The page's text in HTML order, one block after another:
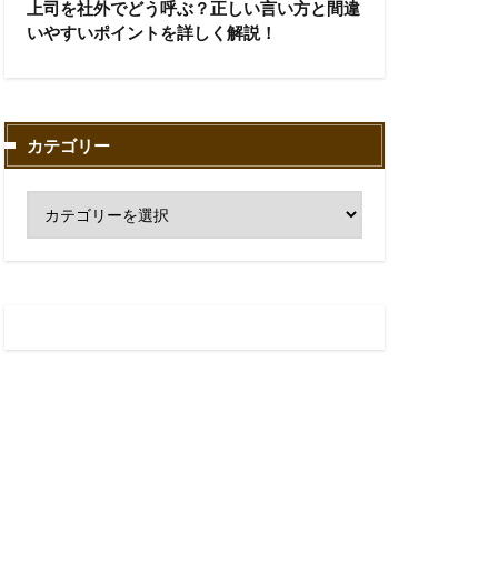
上司を社外でどう呼ぶ？正しい言い方と間違
いやすいポイントを詳しく解説！
カテゴリー